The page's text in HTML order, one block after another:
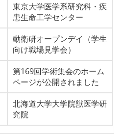
東京大学医学系研究科・疾
患生命工学センター
動衛研オープンデイ（学生
向け職場見学会）
第169回学術集会のホーム
ページが公開されました
北海道大学大学院獣医学研
究院